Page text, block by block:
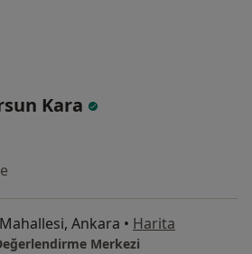
Kara
Ankara • Harita
Merkezi